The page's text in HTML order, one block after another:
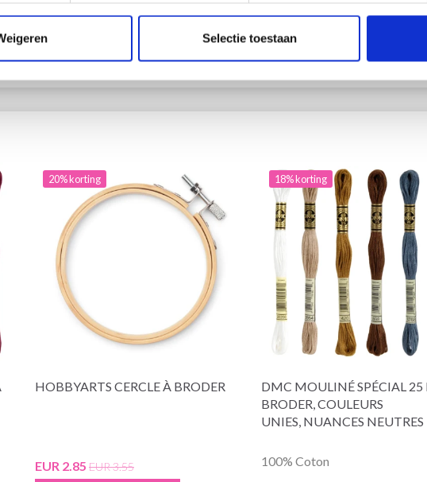
Selectie toestaan
Bekijk alle opties
Aanbieding verloopt 12/08/2026
Bekijk alle opties
20% korting
HOBBYARTS CERCLE À BRODER
EUR 2.85 EUR 3.55
18% korting
DMC MOULINÉ SPÉCIAL 25
BRODER, COULEURS
UNIES, NUANCES NEUTRES
100% Coton